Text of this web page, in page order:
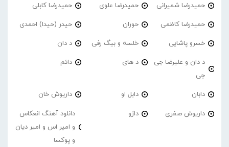
حمیدرضا شمیرانی حمیدرضا علوی حمیدرضا کابلی
حمیدرضا کاظمی حوران حیدر (حیدا) احمدی
خسرو پاشایی خلسه و بیگ رفی د دان
د دان و علیرضا جی
جی
د های دائم
دابان دابل او داریوش خان
داریوش صفری داژو
دانلود آهنگ انعکاس
و امیر اس و امیر دیان
و پوکسا